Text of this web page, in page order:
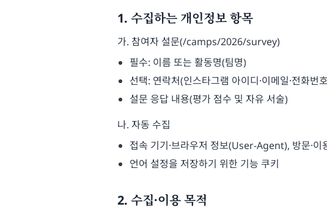
1. 수집하는 개인정보 항목
가. 참여자 설문(/camps/2026/survey)
필수: 이름 또는 활동명(팀명)
선택: 연락처(인스타그램 아이디·이메일·전화번
설문 응답 내용(평가 점수 및 자유 서술)
나. 자동 수집
접속 기기·브라우저 정보(User-Agent), 방문·
언어 설정을 저장하기 위한 기능 쿠키
2. 수집·이용 목적